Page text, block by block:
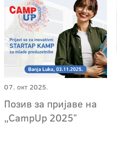
07. окт 2025.
Позив за пријаве на
„CampUp 2025ˮ